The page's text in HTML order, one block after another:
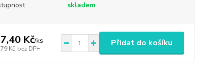
skladem
Kč/ks
Kč bez DPH
Přidat do košíku